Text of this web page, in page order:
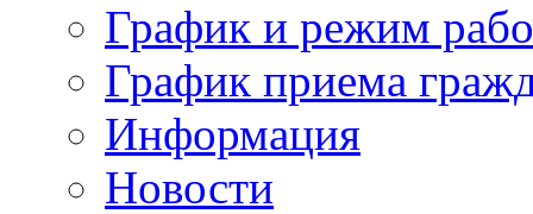
График и режим
График приема
Информация
Новости